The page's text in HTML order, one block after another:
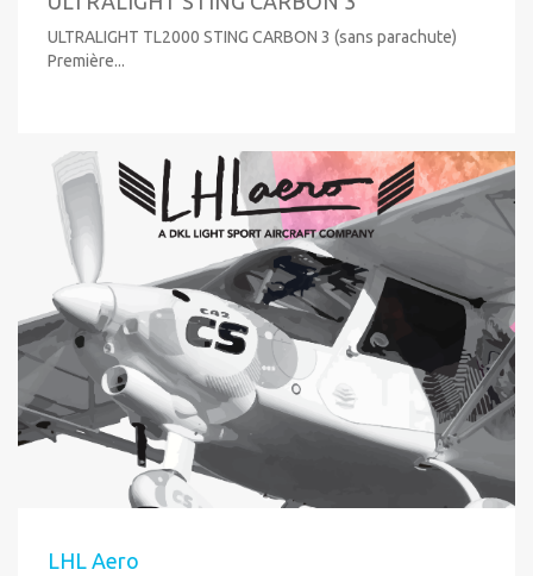
ULTRALIGHT TL2000 STING CARBON 3 (sans parachute)
Première...
LHL Aero